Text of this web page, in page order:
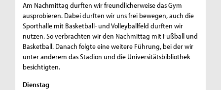
Am Nachmittag durften wir freundlicherweise das Gym
ausprobieren. Dabei durften wir uns frei bewegen, auch die
Sporthalle mit Basketball- und Volleyballfeld durften wir
nutzen. So verbrachten wir den Nachmittag mit Fußball und
Basketball. Danach folgte eine weitere Führung, bei der wir
unter anderem das Stadion und die Universitätsbibliothek
besichtigten.
Dienstag